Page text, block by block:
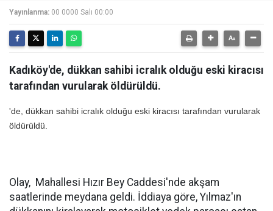
Yayınlanma: 00 0000 Salı 00:00
Kadıköy'de, dükkan sahibi icralık olduğu eski kiracısı
tarafından vurularak öldürüldü.
'de, dükkan sahibi icralık olduğu eski kiracısı tarafından vurularak
öldürüldü.
Olay, Mahallesi Hızır Bey Caddesi'nde akşam
saatlerinde meydana geldi. İddiaya göre, Yılmaz'ın